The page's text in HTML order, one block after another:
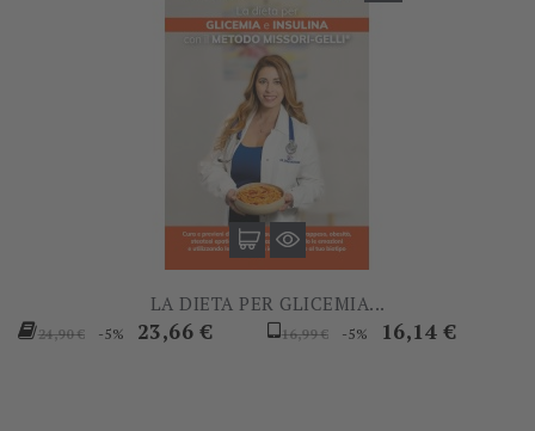
LA DIETA PER GLICEMIA...
Prezzo
24,90 € -5% Prezzo
23,66 €
Prezzo
16,99 € -5% Prezzo
16,14 €